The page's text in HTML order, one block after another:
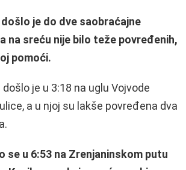
je do dve saobraćajne
na sreću nije bilo teže povređenih,
pomoći.
je u 3:18 na uglu Vojvode
a u njoj su lakše povređena dva
se u 6:53 na Zrenjaninskom putu